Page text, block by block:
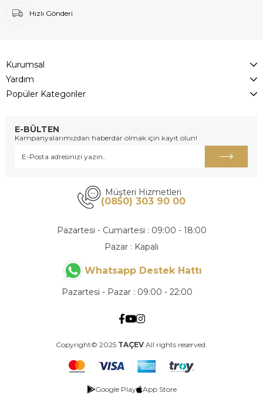
Hızlı Gönderi
Kurumsal
Yardım
Popüler Kategoriler
E-BÜLTEN
Kampanyalarımızdan haberdar olmak için kayıt olun!
Müşteri Hizmetleri
(0850) 303 90 00
Pazartesi - Cumartesi : 09:00 - 18:00
Pazar : Kapalı
Whatsapp Destek Hattı
Pazartesi - Pazar : 09:00 - 22:00
Copyright© 2025 TAÇEV All rights reserved.
Google Play App Store